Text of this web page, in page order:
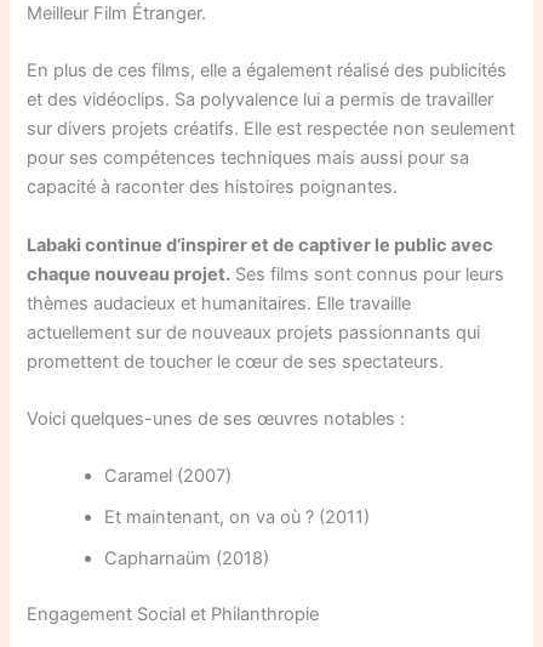
Meilleur Film Étranger.
En plus de ces films, elle a également réalisé des publicités
et des vidéoclips. Sa polyvalence lui a permis de travailler
sur divers projets créatifs. Elle est respectée non seulement
pour ses compétences techniques mais aussi pour sa
capacité à raconter des histoires poignantes.
Labaki continue d’inspirer et de captiver le public avec
chaque nouveau projet. Ses films sont connus pour leurs
thèmes audacieux et humanitaires. Elle travaille
actuellement sur de nouveaux projets passionnants qui
promettent de toucher le cœur de ses spectateurs.
Voici quelques-unes de ses œuvres notables :
Caramel (2007)
Et maintenant, on va où ? (2011)
Capharnaüm (2018)
Engagement Social et Philanthropie